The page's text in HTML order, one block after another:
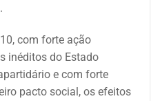
com forte ação
inéditos do Estado
e com forte
pacto social, os efeitos